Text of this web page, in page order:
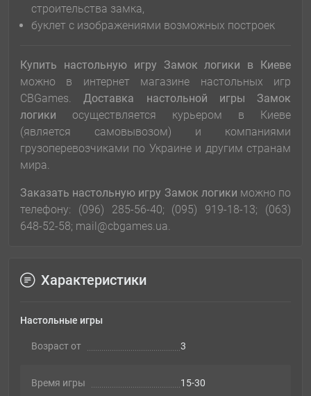
строительства замка,
буклет с изображениями возможных построек
Купить настольную игру Замок логики в Киеве
можно в интернет магазине настольных игр
CBGames.Доставка настольной игры Замок
логики осуществляется курьером в Киеве
(является самовывозом) и компаниями
грузоперевозчиками по Украине и другим странам
мира.
Заказать настольную игру Замок логики можно по
телефону: (096) 285-56-40; (095) 919-18-13; (063)
648-52-58; mail@cbgames.ua.
Характеристики
Настольные игры
Возраст от 3
Время игры 15-30